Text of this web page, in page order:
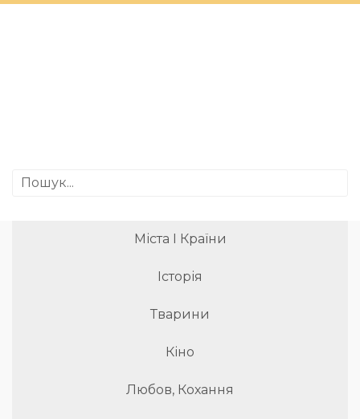
Міста І Країни
Історія
Тварини
Кіно
Любов, Кохання